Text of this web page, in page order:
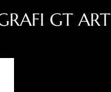
GT ART